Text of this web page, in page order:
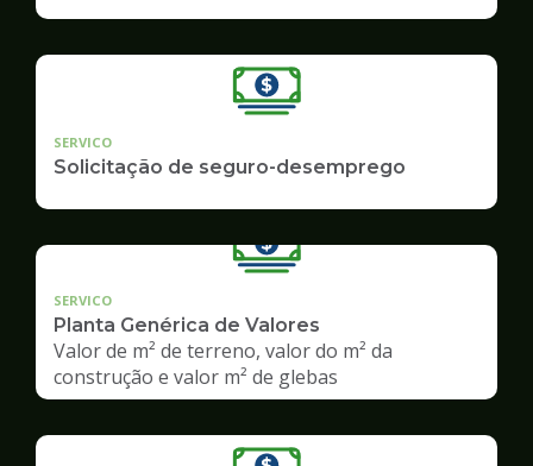
SERVICO
Solicitação de seguro-desemprego
SERVICO
Planta Genérica de Valores
Valor de m² de terreno, valor do m² da
construção e valor m² de glebas